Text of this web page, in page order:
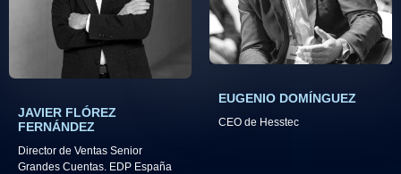
JAVIER FLÓREZ
FERNÁNDEZ​
Director de Ventas Senior
Grandes Cuentas. EDP España
EUGENIO DOMÍNGUEZ
CEO de Hesstec